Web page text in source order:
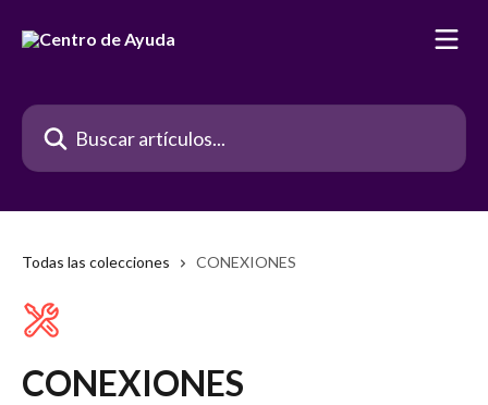
Buscar artículos...
Todas las colecciones CONEXIONES
CONEXIONES